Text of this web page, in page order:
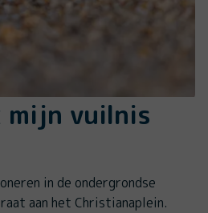
mijn vuilnis
in de ondergrondse
aan het Christianaplein.